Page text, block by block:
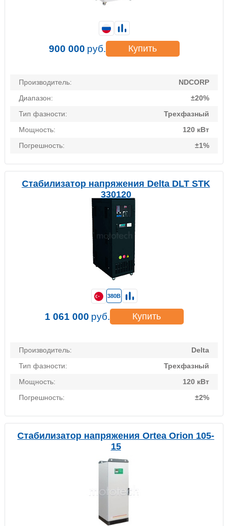
Производитель:
NDCORP
Диапазон:
±20%
Тип фазности:
Трехфазный
Мощность:
120 кВт
Погрешность:
±1%
900 000 руб. Купить
Стабилизатор напряжения Delta DLT STK
330120
Производитель:
Delta
Тип фазности:
Трехфазный
Мощность:
120 кВт
Погрешность:
±2%
380В
1 061 000 руб. Купить
Стабилизатор напряжения Ortea Orion 105-
15